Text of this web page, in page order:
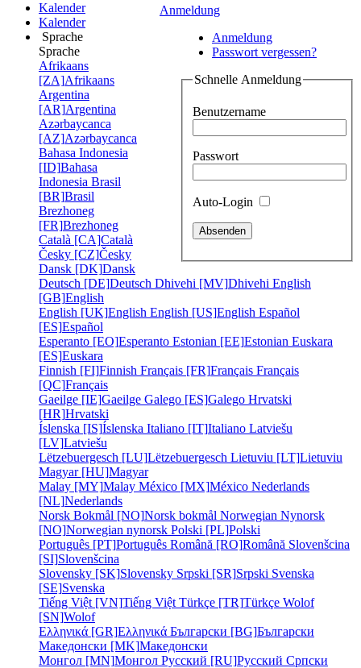
Anmeldung
Anmeldung
Passwort vergessen?
Schnelle Anmeldung
Benutzername
Passwort
Auto-Login
Kalender
Kalender
Sprache
Sprache
Afrikaans
[ZA]Afrikaans
Argentina
[AR]Argentina
Azərbaycanca
[AZ]Azərbaycanca
Bahasa Indonesia
[ID]Bahasa
Indonesia Brasil
[BR]Brasil
Brezhoneg
[FR]Brezhoneg
Català [CA]Català
Česky [CZ]Česky
Dansk [DK]Dansk
Deutsch [DE]Deutsch Dhivehi [MV]Dhivehi English
[GB]English
English [UK]English English [US]English Español
[ES]Español
Esperanto [EO]Esperanto Estonian [EE]Estonian Euskara
[ES]Euskara
Finnish [FI]Finnish Français [FR]Français Français
[QC]Français
Gaeilge [IE]Gaeilge Galego [ES]Galego Hrvatski
[HR]Hrvatski
Íslenska [IS]Íslenska Italiano [IT]Italiano Latviešu
[LV]Latviešu
Lëtzebuergesch [LU]Lëtzebuergesch Lietuviu [LT]Lietuviu
Magyar [HU]Magyar
Malay [MY]Malay México [MX]México Nederlands
[NL]Nederlands
Norsk Bokmål [NO]Norsk bokmål Norwegian Nynorsk
[NO]Norwegian nynorsk Polski [PL]Polski
Português [PT]Português Română [RO]Română Slovenšcina
[SI]Slovenšcina
Slovensky [SK]Slovensky Srpski [SR]Srpski Svenska
[SE]Svenska
Tiếng Việt [VN]Tiếng Việt Türkçe [TR]Türkçe Wolof
[SN]Wolof
Ελληνικά [GR]Ελληνικά Български [BG]Български
Македонски [MK]Македонски
Монгол [MN]Монгол Русский [RU]Русский Српски